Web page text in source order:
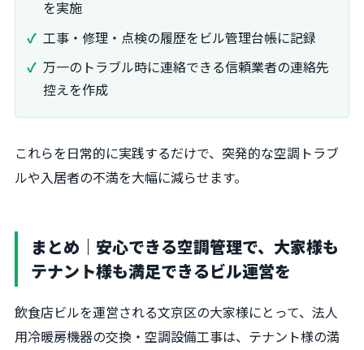
を実施
工事・修理・点検の履歴をビル管理台帳に記録
万一のトラブル時に連絡できる信頼業者の連絡先
控えを作成
これらを日常的に実践するだけで、突発的な空調トラブ
ルや入居者の不満を大幅に減らせます。
まとめ｜安心できる空調管理で、大家様も
テナント様も満足できるビル運営を
飲食店ビルを運営される文京区の大家様にとって、法人
用冷暖房機器の交換・空調設備工事は、テナント様の満